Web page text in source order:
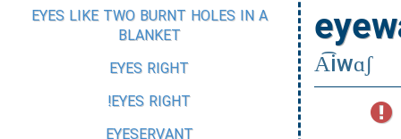
A͡iwɑʃ
EYES LIKE TWO BURNT HOLES IN A
BLANKET
EYES RIGHT
EYES RIGHT!